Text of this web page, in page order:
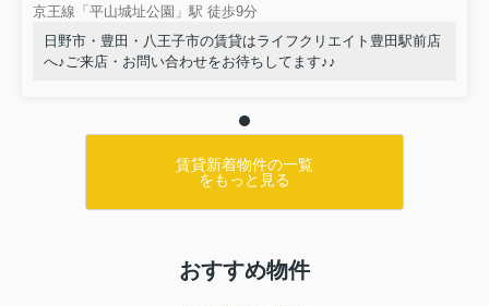
京王線「平山城址公園」駅 徒歩9分
日野市・豊田・八王子市の賃貸はライフクリエイト豊田駅前店
へ♪ご来店・お問い合わせをお待ちしてます♪♪
賃貸新着物件の一覧
をもっと見る
おすすめ物件